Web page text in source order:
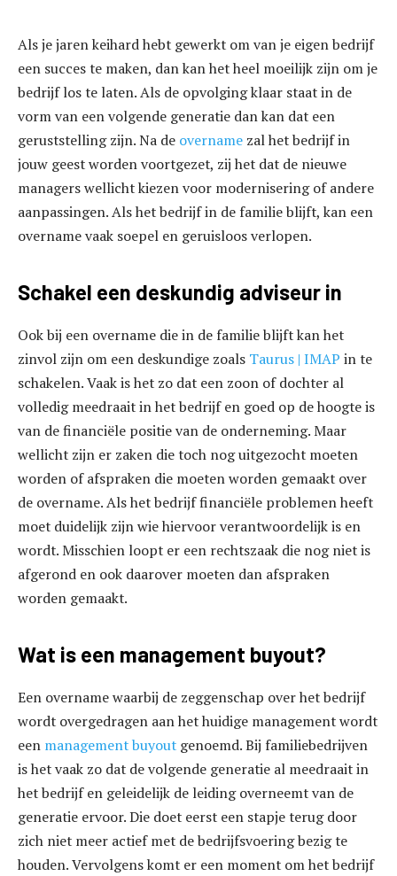
Als je jaren keihard hebt gewerkt om van je eigen bedrijf
een succes te maken, dan kan het heel moeilijk zijn om je
bedrijf los te laten. Als de opvolging klaar staat in de
vorm van een volgende generatie dan kan dat een
geruststelling zijn. Na de overname zal het bedrijf in
jouw geest worden voortgezet, zij het dat de nieuwe
managers wellicht kiezen voor modernisering of andere
aanpassingen. Als het bedrijf in de familie blijft, kan een
overname vaak soepel en geruisloos verlopen.
Schakel een deskundig adviseur in
Ook bij een overname die in de familie blijft kan het
zinvol zijn om een deskundige zoals Taurus | IMAP in te
schakelen. Vaak is het zo dat een zoon of dochter al
volledig meedraait in het bedrijf en goed op de hoogte is
van de financiële positie van de onderneming. Maar
wellicht zijn er zaken die toch nog uitgezocht moeten
worden of afspraken die moeten worden gemaakt over
de overname. Als het bedrijf financiële problemen heeft
moet duidelijk zijn wie hiervoor verantwoordelijk is en
wordt. Misschien loopt er een rechtszaak die nog niet is
afgerond en ook daarover moeten dan afspraken
worden gemaakt.
Wat is een management buyout?
Een overname waarbij de zeggenschap over het bedrijf
wordt overgedragen aan het huidige management wordt
een management buyout genoemd. Bij familiebedrijven
is het vaak zo dat de volgende generatie al meedraait in
het bedrijf en geleidelijk de leiding overneemt van de
generatie ervoor. Die doet eerst een stapje terug door
zich niet meer actief met de bedrijfsvoering bezig te
houden. Vervolgens komt er een moment om het bedrijf